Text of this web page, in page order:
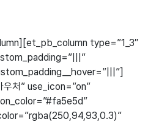
type=”1_3″
처” use_icon=”on”